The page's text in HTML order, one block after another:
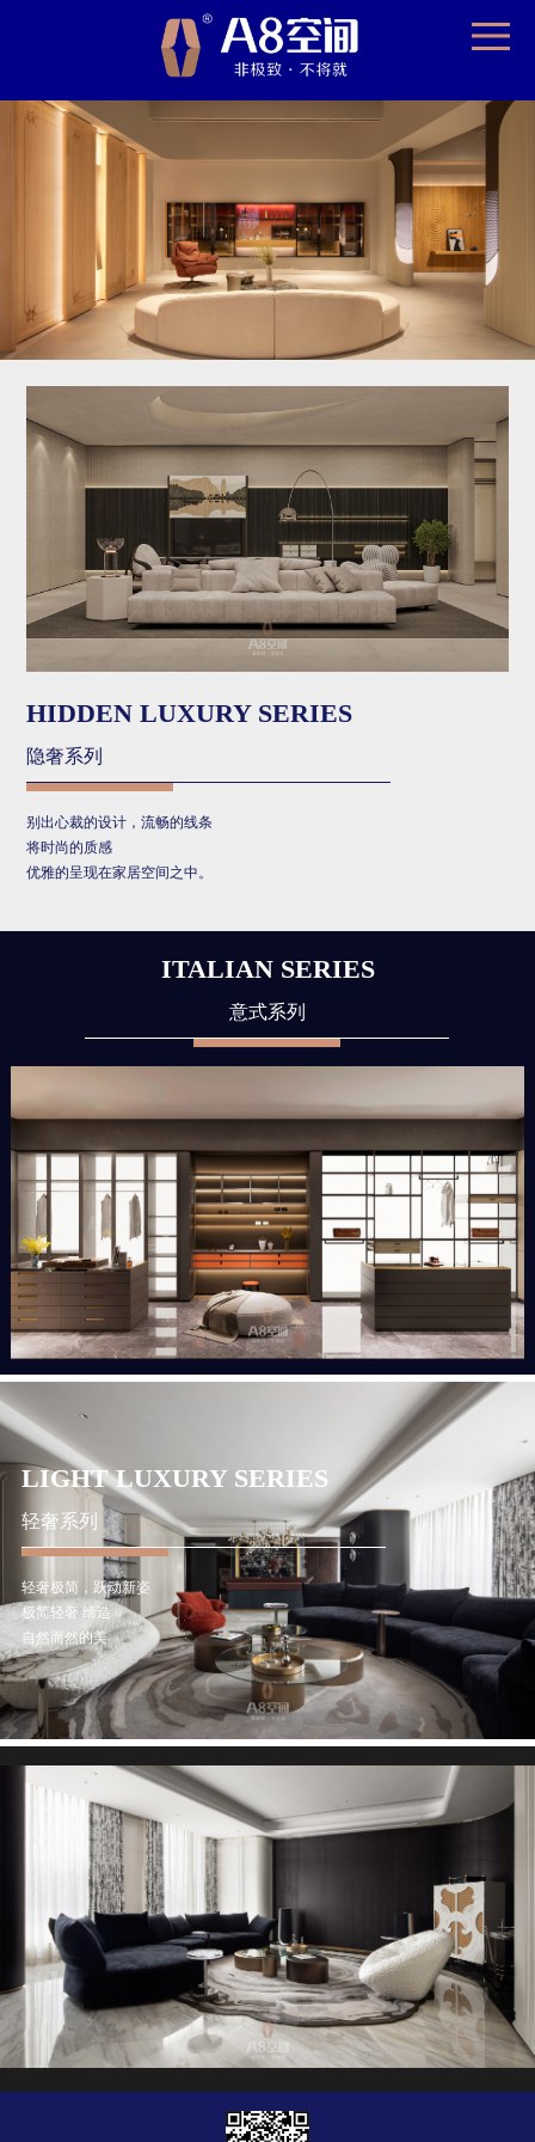
HIDDEN LUXURY SERIES
隐奢系列
别出心裁的设计，流畅的线条
将时尚的质感
优雅的呈现在家居空间之中。
ITALIAN SERIES
意式系列
LIGHT LUXURY SERIES
轻奢系列
轻奢极简，跃动新姿
极简轻奢 缔造
自然而然的美